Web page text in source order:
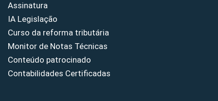
Assinatura
IA Legislação
Curso da reforma tributária
Monitor de Notas Técnicas
Conteúdo patrocinado
Contabilidades Certificadas